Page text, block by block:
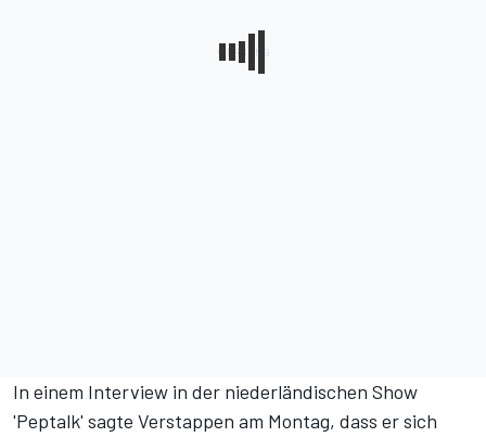
In einem Interview in der niederländischen Show
'Peptalk' sagte Verstappen am Montag, dass er sich